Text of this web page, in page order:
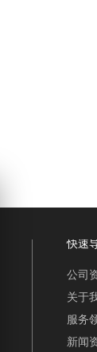
快速
公司
关于
服务
新闻